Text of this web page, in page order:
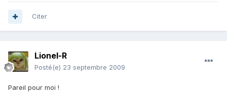
Citer
Lionel-R
Posté(e) 23 septembre 2009
Pareil pour moi !